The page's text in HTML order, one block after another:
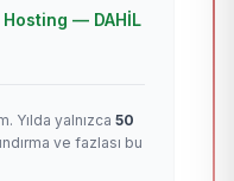
Hosting — DAHİL
Yılda yalnızca 50
ve fazlası bu